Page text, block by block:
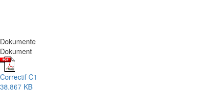
Dokumente
Dokument
Correctif C1
38.867 KB